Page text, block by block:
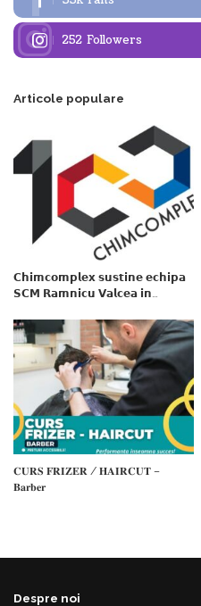
252 Followers
Articole populare
𝗖𝗵𝗶𝗺𝗰𝗼𝗺𝗽𝗹𝗲𝘅 𝘀𝘂𝘀𝘁𝗶𝗻𝗲 𝗲𝗰𝗵𝗶𝗽𝗮
𝗦𝗖𝗠 𝗥𝗮𝗺𝗻𝗶𝗰𝘂 𝗩𝗮𝗹𝗰𝗲𝗮 𝗶𝗻
𝗳𝗶𝗻𝗮𝗻𝘁𝗮𝘁𝗼𝗿
𝐂𝐔𝐑𝐒 𝐅𝐑𝐈𝐙𝐄𝐑 / 𝐇𝐀𝐈𝐑𝐂𝐔𝐓 –
𝐁𝐚𝐫𝐛𝐞𝐫
Despre noi